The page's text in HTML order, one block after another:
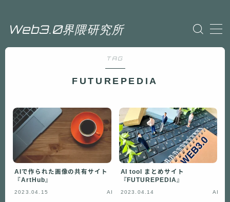
Web3.0界隈研究所
Sample Page
利用規約／特定商取引法に基づく表記
有料記事の決済完了ページ
運営者情報
TAG
FUTUREPEDIA
AIで作られた画像の共有サイト
『ArtHub』
2023.04.15 AI
AI tool まとめサイト
『FUTUREPEDIA』
2023.04.14 AI